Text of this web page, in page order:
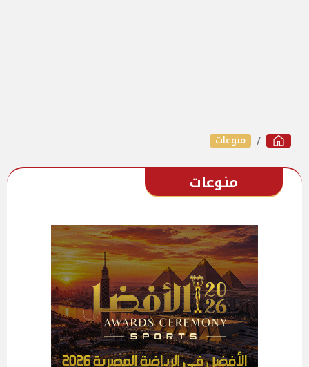
منوعات
منوعات